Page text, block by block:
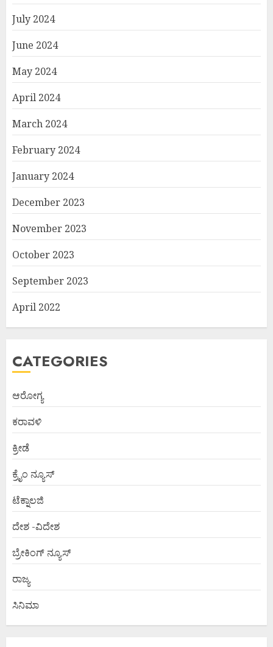
July 2024
June 2024
May 2024
April 2024
March 2024
February 2024
January 2024
December 2023
November 2023
October 2023
September 2023
April 2022
CATEGORIES
ಆರೋಗ್ಯ
ಕರಾವಳಿ
ಕ್ರೀಡೆ
ಕ್ರೈಂ ನ್ಯೂಸ್
ಟೆಕ್ನಾಲಜಿ
ದೇಶ -ವಿದೇಶ
ಬ್ರೇಕಿಂಗ್ ನ್ಯೂಸ್
ರಾಜ್ಯ
ಸಿನಿಮಾ